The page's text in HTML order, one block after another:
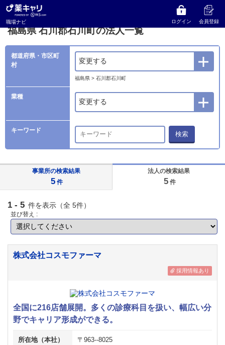
職場ナビ ログイン 会員登録
薬キャリ 職場ナビ 石川郡石川町の法人一覧
福島県 石川郡石川町の法人一覧
都道府県・市区町
村
変更する
福島県 > 石川郡石川町
業種
変更する
キーワード 検索
事業所の検索結果
5 件
法人の検索結果
5 件
1 - 5 件を表示（全 5件）
並び替え :
株式会社コスモファーマ
採用情報あり
全国に216店舗展開。多くの診療科目を扱い、幅広い分
野でキャリア形成ができる。
所在地（本社）
〒963--8025